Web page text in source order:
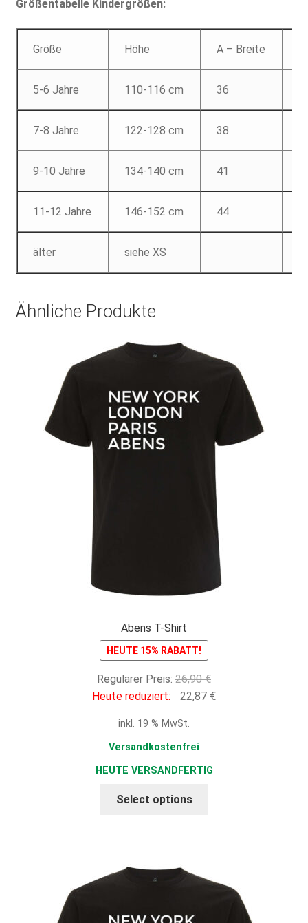
Größentabelle Kindergrößen:
Größe Höhe A – Breite
5-6 Jahre 110-116 cm 36
7-8 Jahre 122-128 cm 38
9-10 Jahre 134-140 cm 41
11-12 Jahre 146-152 cm 44
älter siehe XS
Ähnliche Produkte
Abens T-Shirt
HEUTE 15% RABATT!
Regulärer Preis: 26,90€Ursprünglicher
Preis
Heute reduziert: 22,87 €Aktueller
inkl. 19 % MwSt.
Versandkostenfrei
HEUTE VERSANDFERTIG
Select options